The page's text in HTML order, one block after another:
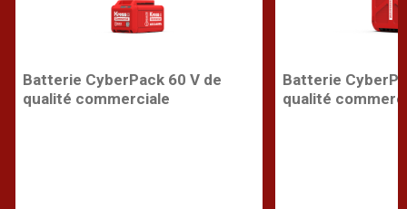
Batterie CyberPack 60 V de
qualité commerciale
Batterie
qualité